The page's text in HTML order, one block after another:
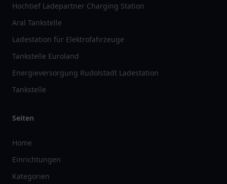
Hochtief Ladepartner Charging Station
Aral Tankstelle
Ladestation für Elektrofahrzeuge
Tankstelle Euroland
Energieversorgung Rudolstadt Ladestation
Tankstelle
Seiten
Home
Einrichtungen
Kategorien